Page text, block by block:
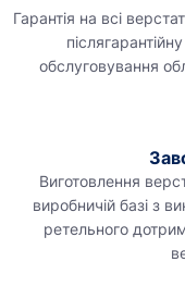
Гарантія на всі
обслуговування
Виготовлення
виробничій базі з
ретельного